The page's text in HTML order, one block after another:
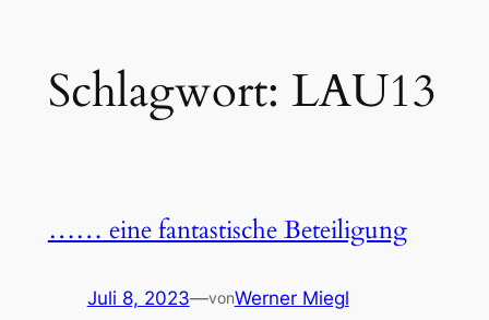
Inhalt
springenSchlagwort: LAU13
…… eine fantastische Beteiligung
Juli 8, 2023—vonWerner Miegl